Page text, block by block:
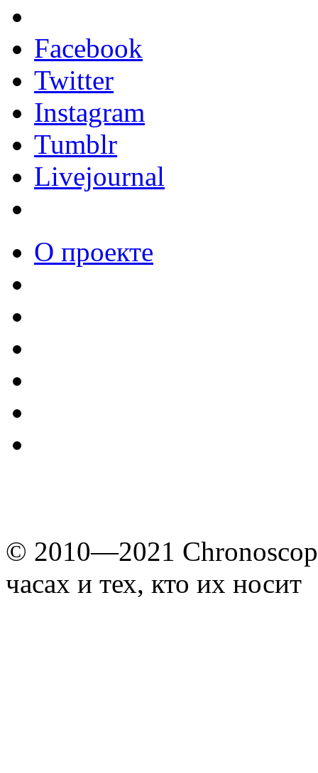
Facebook
Twitter
Instagram
Tumblr
Livejournal
О проекте
© 2010—2021
часах и тех, кто их носит